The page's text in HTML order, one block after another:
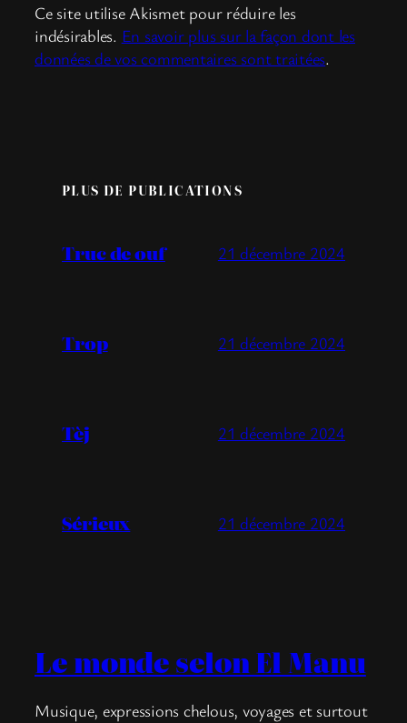
Ce site utilise Akismet pour réduire les
indésirables. En savoir plus sur la façon dont les
données de vos commentaires sont traitées.
PLUS DE PUBLICATIONS
Truc de ouf 21 décembre 2024
Trop 21 décembre 2024
Tèj 21 décembre 2024
Sérieux 21 décembre 2024
Le monde selon El Manu
Musique, expressions chelous, voyages et surtout